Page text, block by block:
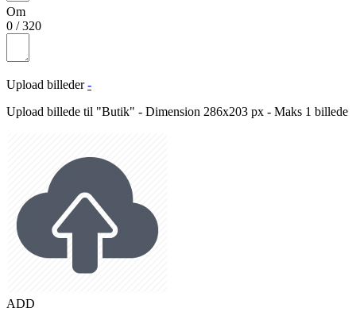
Om
0 /320
Upload billeder -
Upload billede til "Butik" - Dimension 286x203 px - Maks 1 billede
ADD